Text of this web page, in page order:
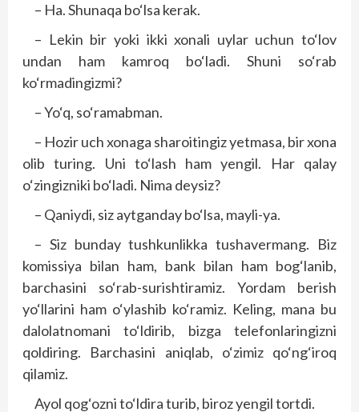
– Ha. Shunaqa bo‘lsa kerak.
– Lekin bir yoki ikki xonali uylar uchun to‘lov
undan ham kamroq bo‘ladi. Shuni so‘rab
ko‘rmadingizmi?
– Yo‘q, so‘ramabman.
– Hozir uch xonaga sharoitingiz yetmasa, bir xona
olib turing. Uni to‘lash ham yengil. Har qalay
o‘zingizniki bo‘ladi. Nima deysiz?
– Qaniydi, siz aytganday bo‘lsa, mayli-ya.
– Siz bunday tushkunlikka tushavermang. Biz
komissiya bilan ham, bank bilan ham bog‘lanib,
barchasini so‘rab-surishtiramiz. Yordam berish
yo‘llarini ham o‘ylashib ko‘ramiz. Keling, mana bu
dalolatnomani to‘ldirib, bizga telefonlaringizni
qoldiring. Barchasini aniqlab, o‘zimiz qo‘ng‘iroq
qilamiz.
Ayol qog‘ozni to‘ldira turib, biroz yengil tortdi.